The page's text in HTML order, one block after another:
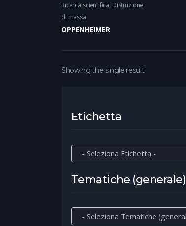
Ricerca scientifica Distruzione
di massa
OPPENHEIMER
Showing the single result
Etichetta
Tematiche (generale)